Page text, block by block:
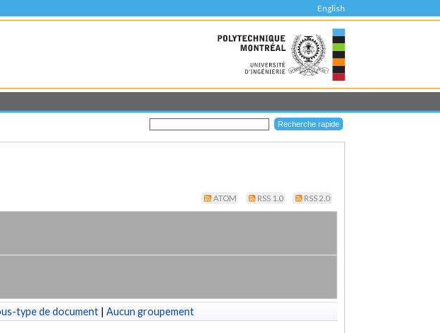
English
ATOM RSS 1.0 RSS 2.0
type de document | Aucun groupement